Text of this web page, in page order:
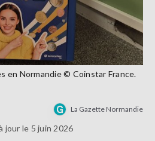
en Normandie © Coinstar France.
La Gazette Normandie
jour le 5 juin 2026